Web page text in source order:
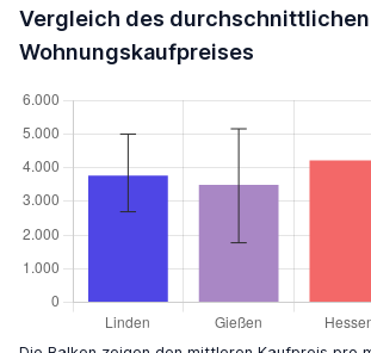
Vergleich des durchschnittlichen
Wohnungskaufpreises